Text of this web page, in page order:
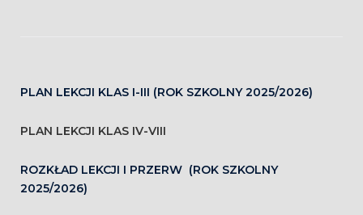
PLAN LEKCJI KLAS I-III (ROK SZKOLNY 2025/2026)
PLAN LEKCJI KLAS IV-VIII
ROZKŁAD LEKCJI I PRZERW (ROK SZKOLNY
2025/2026)